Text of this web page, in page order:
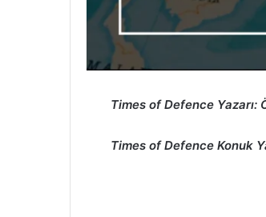
Times of Defence Yazarı:
Times of Defence Konuk